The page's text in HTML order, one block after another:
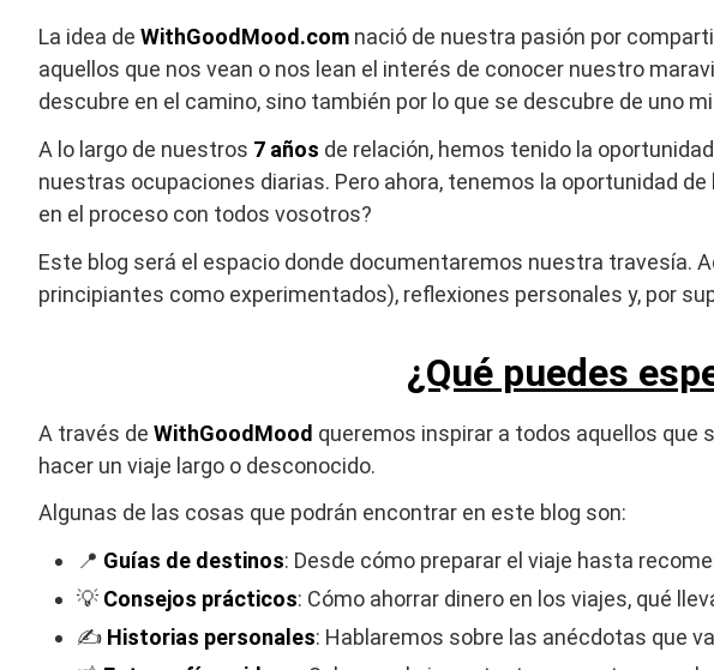
La idea de WithGoodMood.com nació de nuestra pasión por
aquellos que nos vean o nos lean el interés de conocer nuestro
descubre en el camino, sino también por lo que se descubre de uno
A lo largo de nuestros 7 años de relación, hemos tenido la
nuestras ocupaciones diarias. Pero ahora, tenemos la oportunidad
en el proceso con todos vosotros?
Este blog será el espacio donde documentaremos nuestra travesía.
principiantes como experimentados), reflexiones personales y, por
¿Qué puedes
A través de WithGoodMood queremos inspirar a todos aquellos que
hacer un viaje largo o desconocido.
Algunas de las cosas que podrán encontrar en este blog son:
📍 Guías de destinos: Desde cómo preparar el viaje hasta
💡 Consejos prácticos: Cómo ahorrar dinero en los viajes, qué
✍️ Historias personales: Hablaremos sobre las anécdotas que